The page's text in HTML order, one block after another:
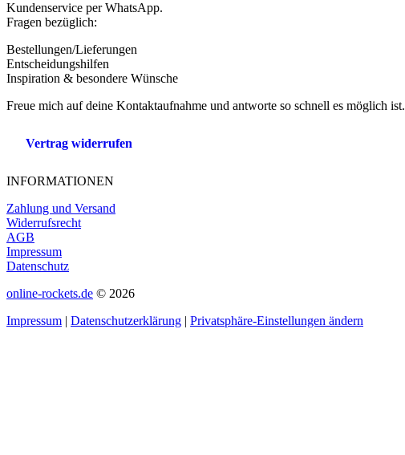
Kundenservice per WhatsApp.
Fragen bezüglich:
Bestellungen/Lieferungen
Entscheidungshilfen
Inspiration & besondere Wünsche
Freue mich auf deine Kontaktaufnahme und antworte so schnell es möglich ist.
Vertrag widerrufen
INFORMATIONEN
Zahlung und Versand
Widerrufsrecht
AGB
Impressum
Datenschutz
online-rockets.de © 2026
Impressum | Datenschutzerklärung | Privatsphäre-Einstellungen ändern